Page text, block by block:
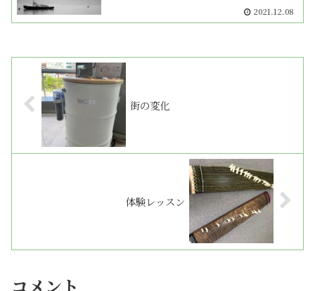
2021.12.08
街の変化
体験レッスン
コメント